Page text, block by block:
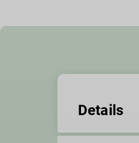
Details